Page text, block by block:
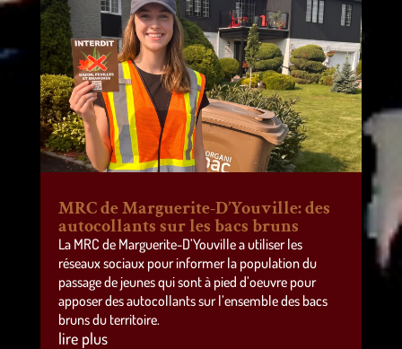
MRC de Marguerite-D’Youville: des
autocollants sur les bacs bruns
La MRC de Marguerite-D’Youville a utiliser les
réseaux sociaux pour informer la population du
passage de jeunes qui sont à pied d’oeuvre pour
apposer des autocollants sur l’ensemble des bacs
bruns du territoire.
lire plus